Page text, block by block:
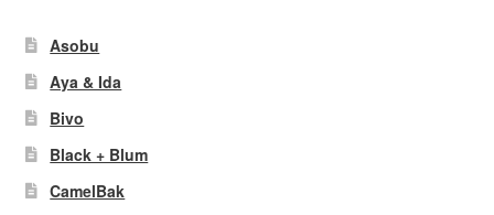
Asobu
Aya & Ida
Bivo
Black + Blum
CamelBak